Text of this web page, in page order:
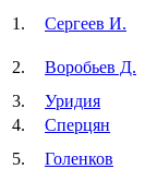
1.
Сергеев И.
2. Воробьев Д.
3.
Уридия
4.
Сперцян
5.
Голенков